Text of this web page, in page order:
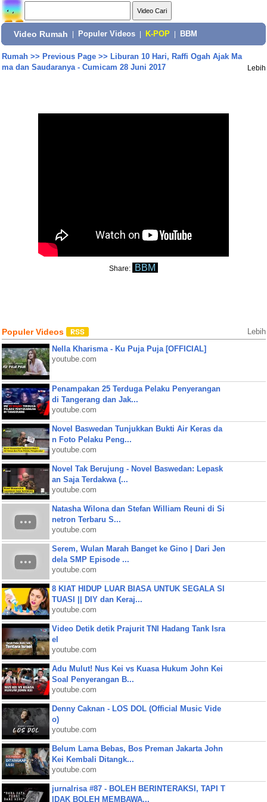
Video Rumah Populer Videos K-POP BBM
Rumah>> Previous Page>> Liburan 10 Hari, Raffi Ogah Ajak Ma
ma dan Saudaranya - Cumicam 28 Juni 2017
Lebih
Share: BBM
Populer Videos Lebih
Nella Kharisma - Ku Puja Puja [OFFICIAL]
youtube.com
Penampakan 25 Terduga Pelaku Penyerangan
di Tangerang dan Jak...
youtube.com
Novel Baswedan Tunjukkan Bukti Air Keras da
n Foto Pelaku Peng...
youtube.com
Novel Tak Berujung - Novel Baswedan: Lepask
an Saja Terdakwa (...
youtube.com
Natasha Wilona dan Stefan William Reuni di Si
netron Terbaru S...
youtube.com
Serem, Wulan Marah Banget ke Gino | Dari Jen
dela SMP Episode ...
youtube.com
8 KIAT HIDUP LUAR BIASA UNTUK SEGALA SI
TUASI || DIY dan Keraj...
youtube.com
Video Detik detik Prajurit TNI Hadang Tank Isra
el
youtube.com
Adu Mulut! Nus Kei vs Kuasa Hukum John Kei
Soal Penyerangan B...
youtube.com
Denny Caknan - LOS DOL (Official Music Vide
o)
youtube.com
Belum Lama Bebas, Bos Preman Jakarta John
Kei Kembali Ditangk...
youtube.com
jurnalrisa #87 - BOLEH BERINTERAKSI, TAPI T
IDAK BOLEH MEMBAWA...